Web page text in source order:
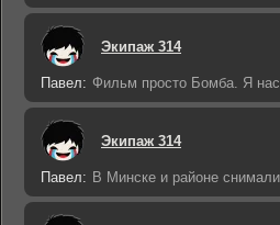
Экипаж 314
Павел: Фильм просто Бомба. Я
Экипаж 314
Павел: В Минске и районе